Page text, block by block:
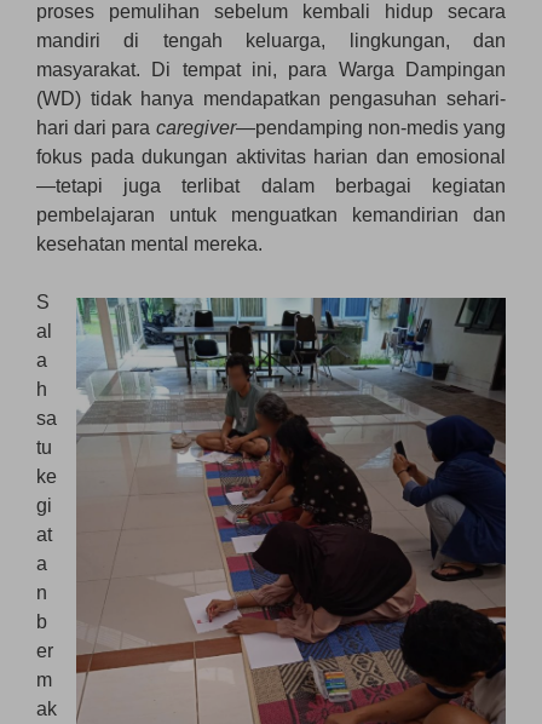
proses pemulihan sebelum kembali hidup secara
mandiri di tengah keluarga, lingkungan, dan
masyarakat. Di tempat ini, para Warga Dampingan
(WD) tidak hanya mendapatkan pengasuhan sehari-
hari dari para caregiver—pendamping non-medis yang
fokus pada dukungan aktivitas harian dan emosional
—tetapi juga terlibat dalam berbagai kegiatan
pembelajaran untuk menguatkan kemandirian dan
kesehatan mental mereka.
S
al
a
h
sa
tu
ke
gi
at
a
n
b
er
m
ak